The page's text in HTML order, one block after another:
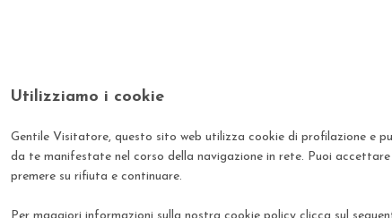
Utilizziamo i cookie
Gentile Visitatore, questo sito web utilizza cookie di profilazione e
da te manifestate nel corso della navigazione in rete. Puoi
premere su rifiuta e continuare.